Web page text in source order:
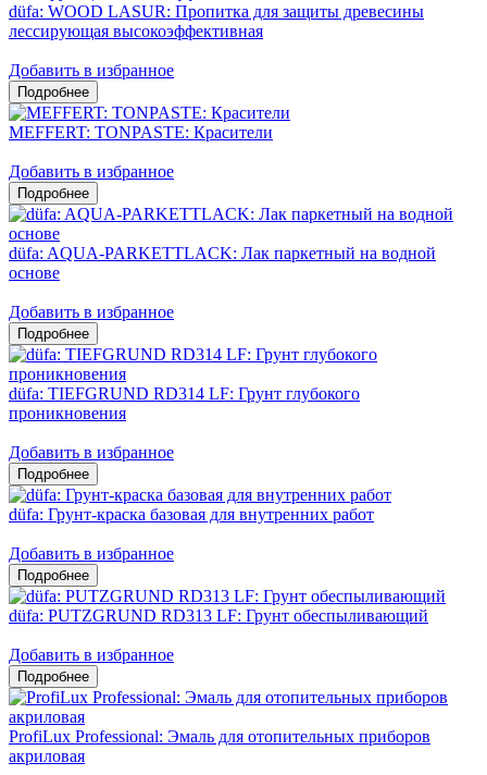
düfa: WOOD LASUR: Пропитка для защиты древесины
лессирующая высокоэффективная
Добавить в избранное
MEFFERT: TONPASTE: Красители
Добавить в избранное
düfa: AQUA-PARKETTLACK: Лак паркетный на водной
основе
Добавить в избранное
düfa: TIEFGRUND RD314 LF: Грунт глубокого
проникновения
Добавить в избранное
düfa: Грунт-краска базовая для внутренних работ
Добавить в избранное
düfa: PUTZGRUND RD313 LF: Грунт обеспыливающий
Добавить в избранное
ProfiLux Professional: Эмаль для отопительных приборов
акриловая